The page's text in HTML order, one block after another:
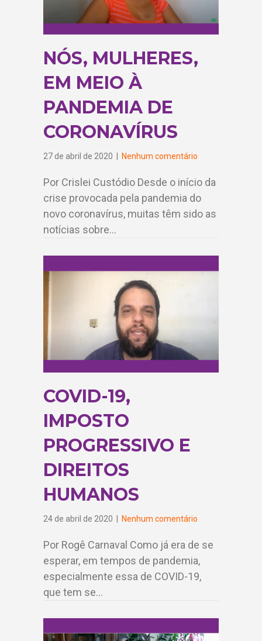
NÓS, MULHERES,
EM MEIO À
PANDEMIA DE
CORONAVÍRUS
27 de abril de 2020 Nenhum comentário
Por Crislei Custódio Desde o início da
crise provocada pela pandemia do
novo coronavírus, muitas têm sido as
notícias sobre…
COVID-19,
IMPOSTO
PROGRESSIVO E
DIREITOS
HUMANOS
24 de abril de 2020 Nenhum comentário
Por Rogê Carnaval Como já era de se
esperar, em tempos de pandemia,
especialmente essa de COVID-19,
que tem se…